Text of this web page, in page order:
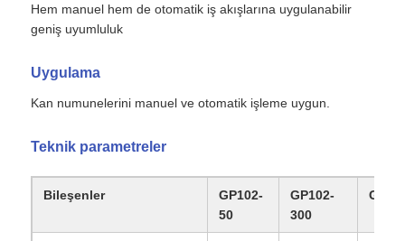
Hem manuel hem de otomatik iş akışlarına uygulanabilir
geniş uyumluluk
Uygulama
Kan numunelerini manuel ve otomatik işleme uygun.
Teknik parametreler
Bileşenler
GP102-
50
GP102-
300